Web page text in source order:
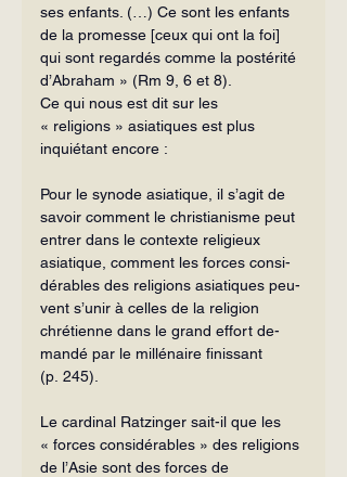
ses enfants. (…) Ce sont les enfants
de la promesse [ceux qui ont la foi]
qui sont re­gardés comme la postérité
d’Abraham » (Rm 9, 6 et 8).
Ce qui nous est dit sur les
« religions » asiatiques est plus
inquiétant encore :
Pour le synode asiatique, il s’agit de
savoir comment le christianisme peut
entrer dans le contexte religieux
asiatique, comment les forces consi­
dérables des religions asiatiques peu­
vent s’unir à celles de la religion
chrétienne dans le grand effort de­
mandé par le millénaire finissant
(p. 245).
Le cardinal Ratzinger sait-il que les
« forces considérables » des religions
de l’Asie sont des forces de